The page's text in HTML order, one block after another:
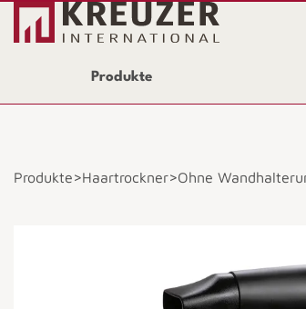
Produkte
Produkte>Haartrockner>Ohne